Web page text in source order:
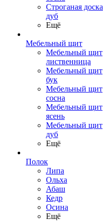
Строганая доска
дуб
Ещё
Мебельный щит
Мебельный щит
лиственница
Мебельный щит
бук
Мебельный щит
сосна
Мебельный щит
ясень
Мебельный щит
дуб
Ещё
Полок
Липа
Ольха
Абаш
Кедр
Осина
Ещё